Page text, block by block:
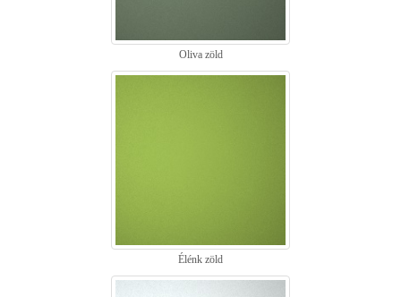
Oliva zöld
Élénk zöld